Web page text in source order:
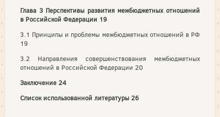
Глава 3 Перспективы развития межбюджетных отношений
в Российской Федерации 19
3.1 Принципы и проблемы межбюджетных отношений в РФ
19
3.2 Направления совершенствования межбюджетных
отношений в Российской Федерации 20
Заключение 24
Список использованной литературы 26